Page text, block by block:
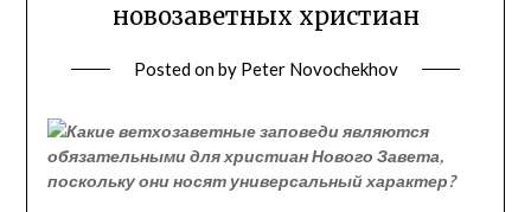
новозаветных христиан
Posted onby Peter Novochekhov
Какие ветхозаветные заповеди являются
обязательными для христиан Нового Завета,
поскольку они носят универсальный характер?